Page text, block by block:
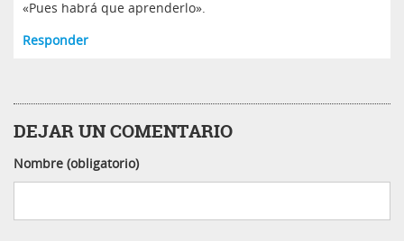
«Pues habrá que aprenderlo».
Responder
DEJAR UN COMENTARIO
Nombre (obligatorio)